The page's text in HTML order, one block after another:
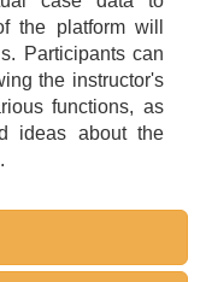
the platform will
Participants can
the instructor's
functions, as
ideas about the